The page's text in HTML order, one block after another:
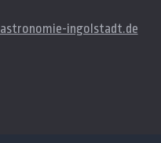
ingolstadt.de